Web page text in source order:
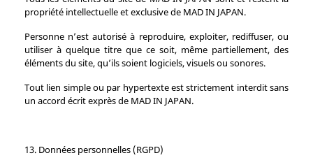
propriété intellectuelle et exclusive de MAD IN JAPAN.
Personne n’est autorisé à reproduire, exploiter, rediffuser, ou
utiliser à quelque titre que ce soit, même partiellement, des
éléments du site, qu’ils soient logiciels, visuels ou sonores.
Tout lien simple ou par hypertexte est strictement interdit sans
un accord écrit exprès de MAD IN JAPAN.
13. Données personnelles (RGPD)